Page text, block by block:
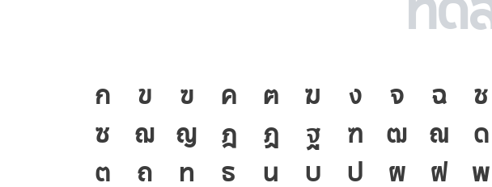
ก ข ฃ ค ฅ ฆ ง จ ฉ
ช
ซ
ฌ ญ ฎ ฏ ฐ ฑ ฒ ณ
ด
ต
ถ ท ธ น บ ป ผ ฝ
พ